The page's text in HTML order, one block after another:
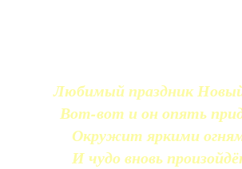
Любимый праздник
Вот-вот и он опять
Окружит яркими
И чудо вновь